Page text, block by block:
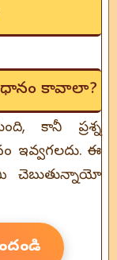
కావాలా?
కానీ ప్రశ్న
ఇవ్వగలదు. ఈ
చెబుతున్నాయో